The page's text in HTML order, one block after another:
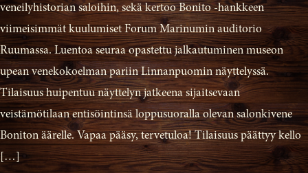
veneilyhistorian saloihin, sekä kertoo Bonito -hankkeen
viimeisimmät kuulumiset Forum Marinumin auditorio
Ruumassa. Luentoa seuraa opastettu jalkautuminen museon
upean venekokoelman pariin Linnanpuomin näyttelyssä.
Tilaisuus huipentuu näyttelyn jatkeena sijaitsevaan
veistämötilaan entisöintinsä loppusuoralla olevan salonkivene
Boniton äärelle. Vapaa pääsy, tervetuloa! Tilaisuus päättyy kello
[…]